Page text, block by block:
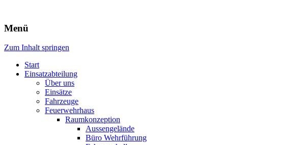
Freiwillige Feuerwehr Rodheim v.d.H.
Menü
Zum Inhalt springen
Start
Einsatzabteilung
Über uns
Einsätze
Fahrzeuge
Feuerwehrhaus
Raumkonzeption
Aussengelände
Büro Wehrführung